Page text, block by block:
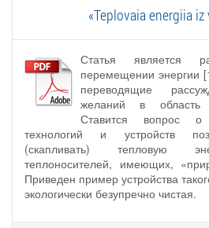
«Teplovaia energiia
Статья является
перемещении энергии
переводящие
желаний в область
Ставится вопрос о
технологий и устройств
(скапливать) тепловую
теплоносителей, имеющих,
Приведен пример устройства
экологически безупречно чистая.